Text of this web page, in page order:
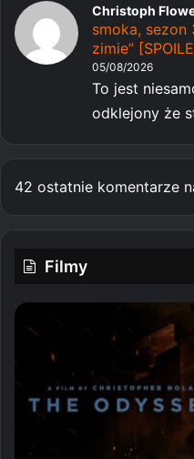
Christoph
smoka, sezon
zimie”
05/08/2026
To jest
odklejony że
42 ostatnie komentarze
Filmy